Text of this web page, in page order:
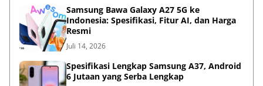
Samsung Bawa Galaxy A27 5G ke
Indonesia: Spesifikasi, Fitur AI, dan Harga
Resmi
Juli 14, 2026
Spesifikasi Lengkap Samsung A37, Android
6 Jutaan yang Serba Lengkap